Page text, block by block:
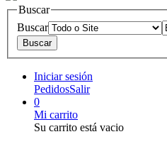
Buscar
Buscar
Iniciar sesión
PedidosSalir
0
Mi carrito
Su carrito está vacio